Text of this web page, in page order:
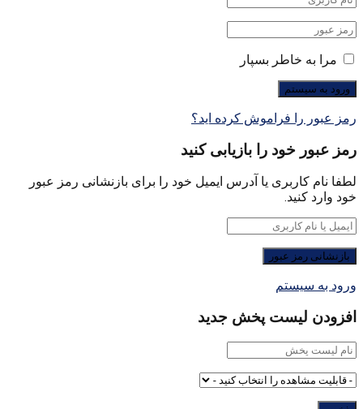
مرا به خاطر بسپار
رمز عبور را فراموش کرده اید؟
رمز عبور خود را بازیابی کنید
لطفا نام کاربری یا آدرس ایمیل خود را برای بازنشانی رمز عبور
خود وارد کنید.
ورود به سیستم
افزودن لیست پخش جدید